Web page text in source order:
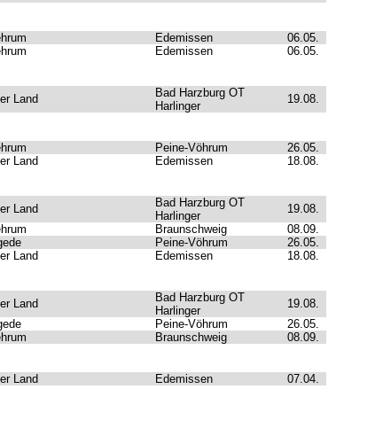
Edemissen
06.05.
Edemissen 06.05.
Land
Bad Harzburg OT
Harlinger
19.08.
Peine-Vöhrum
26.05.
Land Edemissen 18.08.
Land
Bad Harzburg OT
Harlinger
19.08.
Braunschweig
08.09.
Peine-Vöhrum
26.05.
Land Edemissen 18.08.
Land
Bad Harzburg OT
Harlinger
19.08.
Peine-Vöhrum
26.05.
Braunschweig 08.09.
Land Edemissen 07.04.